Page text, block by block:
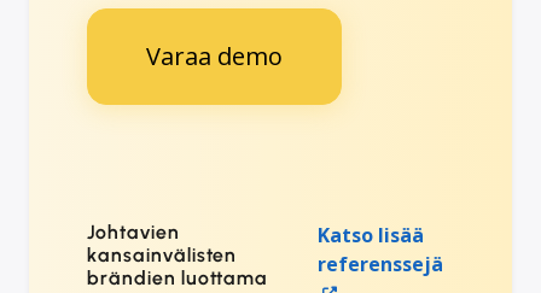
Varaa demo
Johtavien
kansainvälisten
brändien luottama
Katso lisää
referenssejä